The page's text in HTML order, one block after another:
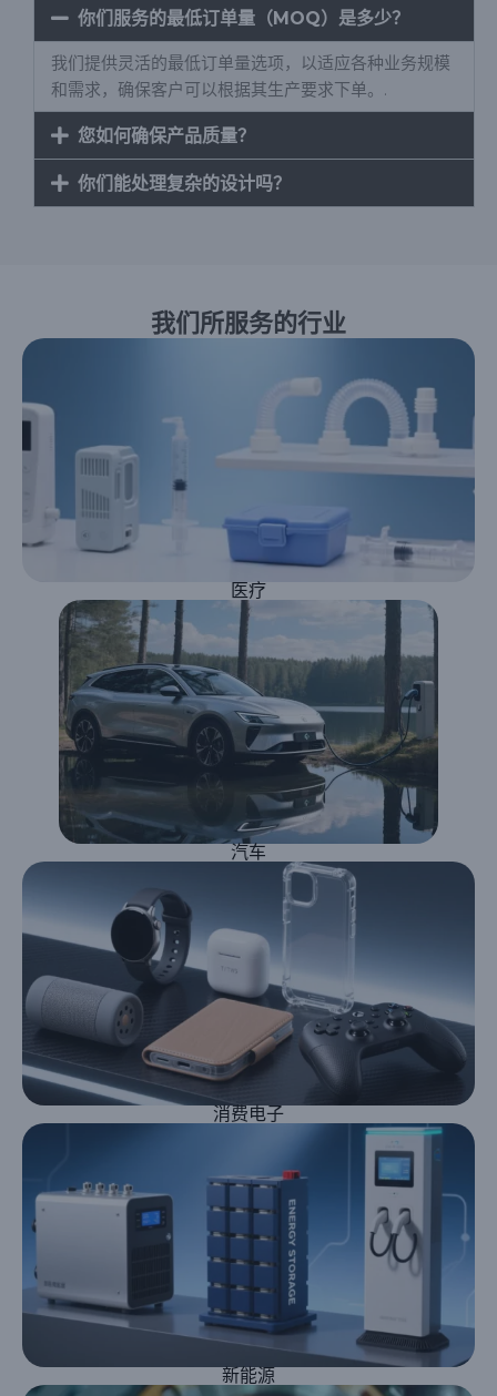
你们服务的最低订单量（MOQ）是多少？
我们提供灵活的最低订单量选项，以适应各种业务规模
和需求，确保客户可以根据其生产要求下单。.
您如何确保产品质量？
你们能处理复杂的设计吗？
我们所服务的行业
医疗
汽车
消费电子
新能源